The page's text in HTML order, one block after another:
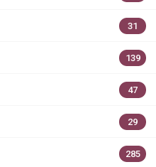
31
139
47
29
285